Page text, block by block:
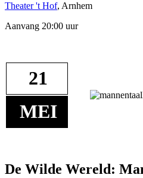
Theater 't Hof, Arnhem
Aanvang 20:00 uur
21
MEI
De Wilde Wereld: